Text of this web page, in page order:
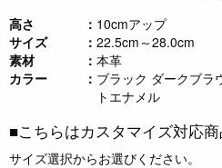
高さ
10cmアップ
サイズ
22.5cm～28.0cm
素材
本革
カラー
ブラック ダークブラ
トエナメル
■こちらはカスタマイズ対応商
サイズ選択からお選びください。